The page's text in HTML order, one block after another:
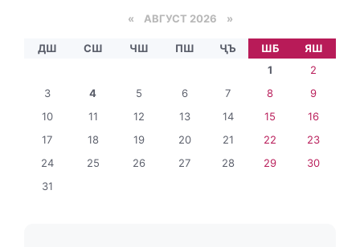
« АВГУСТ 2026 »
ДШ СШ ЧШ ПШ ҶЪ ШБ
ЯШ
1
2
3
4 5 6 7 8
9
10
11 12 13 14 15
16
17
18 19 20 21 22
23
24
25 26 27 28 29
30
31